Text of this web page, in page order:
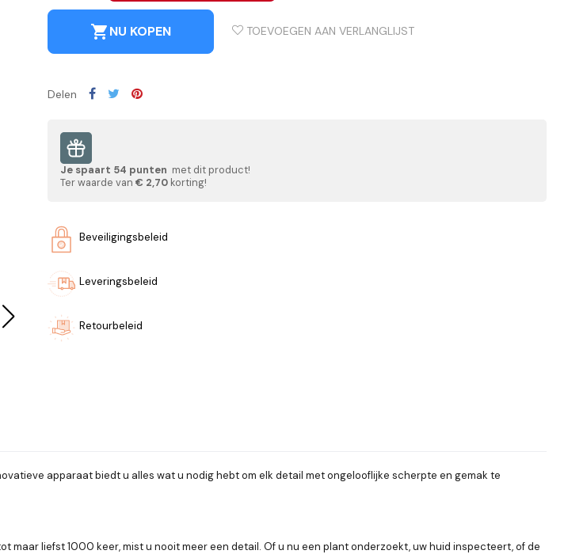
shopping_cartNU KOPEN TOEVOEGEN AAN VERLANGLIJST
Delen
Je spaart 54 punten met dit product!
Ter waarde van € 2,70 korting!
Beveiligingsbeleid
Leveringsbeleid
Retourbeleid
apparaat biedt u alles wat u nodig hebt om elk detail met ongelooflijke scherpte en gemak te
liefst 1000 keer, mist u nooit meer een detail. Of u nu een plant onderzoekt, uw huid inspecteert, of de